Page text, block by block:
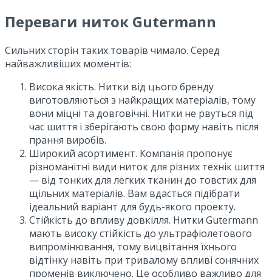
Переваги ниток Gutermann
Сильних сторін таких товарів чимало. Серед
найважливіших моментів:
Висока якість. Нитки від цього бренду
виготовляються з найкращих матеріалів, тому
вони міцні та довговічні. Нитки не рвуться під
час шиття і зберігають свою форму навіть після
прання виробів.
Широкий асортимент. Компанія пропонує
різноманітні види ниток для різних технік шиття
— від тонких для легких тканин до товстих для
щільних матеріалів. Вам вдасться підібрати
ідеальний варіант для будь-якого проекту.
Стійкість до впливу довкілля. Нитки Gutermann
мають високу стійкість до ультрафіолетового
випромінювання, тому вицвітання їхнього
відтінку навіть при тривалому впливі сонячних
променів виключено. Це особливо важливо для